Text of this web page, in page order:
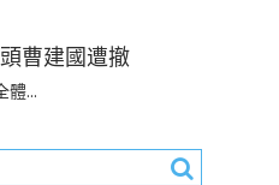
曹建國遭撤
體...